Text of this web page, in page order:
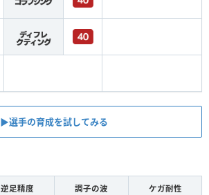
▶︎選手の育成を試してみる
逆足精度 調子の波 ケガ耐性